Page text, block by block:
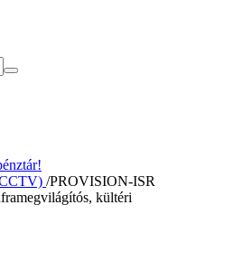
/PROVISION-ISR
kültéri